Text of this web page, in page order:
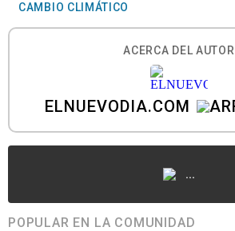
CAMBIO CLIMÁTICO
ACERCA DEL AUTOR
ELNUEVODIA.COM
...
POPULAR EN LA COMUNIDAD